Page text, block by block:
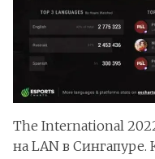
The International
на LAN в